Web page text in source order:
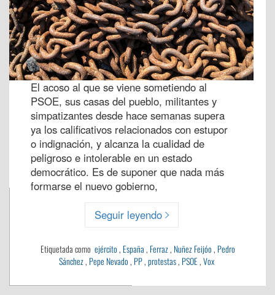
El acoso al que se viene sometiendo al
PSOE, sus casas del pueblo, militantes y
simpatizantes desde hace semanas supera
ya los calificativos relacionados con estupor
o indignación, y alcanza la cualidad de
peligroso e intolerable en un estado
democrático. Es de suponer que nada más
formarse el nuevo gobierno,
Seguir leyendo
Etiquetada como ejército, España, Ferraz, Nuñez Feijóo, Pedro
Sánchez, Pepe Nevado, PP,protestas, PSOE,Vox